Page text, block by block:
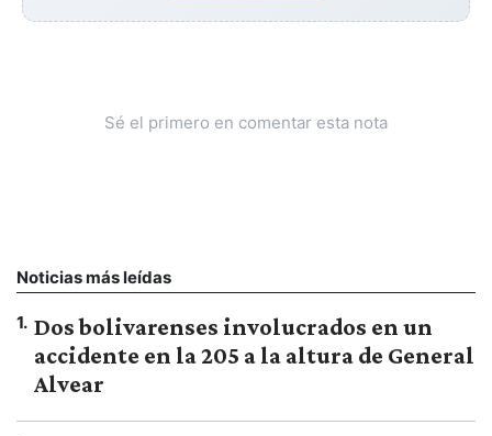
Sé el primero en comentar esta nota
Noticias más leídas
1. Dos bolivarenses involucrados en un
accidente en la 205 a la altura de General
Alvear